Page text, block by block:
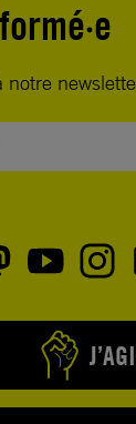
notre